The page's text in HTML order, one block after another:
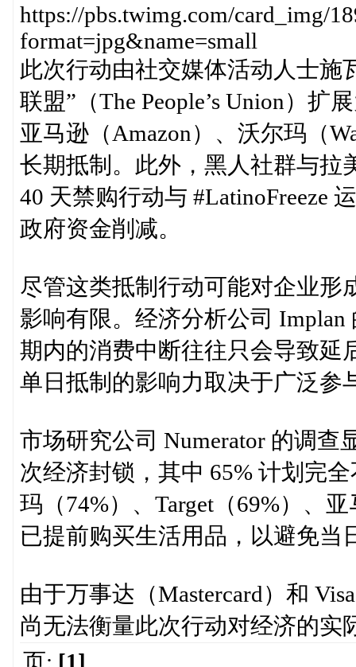
https://pbs.twimg.com/card_img/
format=jpg&name=small
此次行动由社交媒体活动人士施
联盟”（The People’s Union）
亚马逊（Amazon）、沃尔玛（
长期抵制。此外，黑人社群与拉
40 天禁购行动与 #LatinoFreeze
政府资金削减。
尽管这类抵制行动可能对企业形
影响有限。经济分析公司 Implan
期内的消费中断往往只会导致延
单日抵制的影响力取决于广泛参
市场研究公司 Numerator 的调查
次经济封锁，其中 65% 计划完
玛（74%）、Target（69%）、
已提前购买生活用品，以避免当
由于万事达（Mastercard）和
尚无法衡量此次行动对经济的实
页: [1]